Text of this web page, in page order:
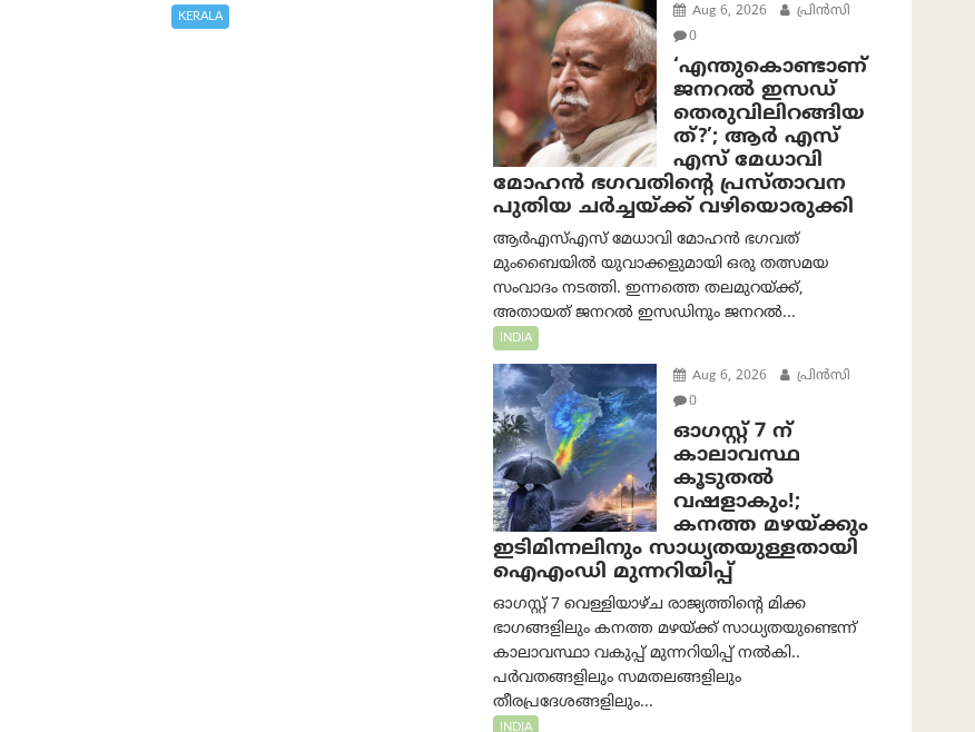
KERALA Aug 6, 2026
പ്രിന്‍സി
0
‘എന്തുകൊണ്ടാണ്
ജനറൽ ഇസഡ്
തെരുവിലിറങ്ങിയ
ത്?’; ആര്‍ എസ്
എസ് മേധാവി
മോഹൻ ഭഗവതിന്റെ പ്രസ്താവന
പുതിയ ചര്‍ച്ചയ്ക്ക് വഴിയൊരുക്കി
ആർ‌എസ്‌എസ് മേധാവി മോഹൻ ഭഗവത്
മുംബൈയിൽ യുവാക്കളുമായി ഒരു തത്സമയ
സംവാദം നടത്തി. ഇന്നത്തെ തലമുറയ്ക്ക്,
അതായത് ജനറൽ ഇസഡിനും ജനറൽ...
INDIA
Aug 6, 2026
പ്രിന്‍സി
0
ഓഗസ്റ്റ് 7 ന്
കാലാവസ്ഥ
കൂടുതൽ
വഷളാകും!;
കനത്ത മഴയ്ക്കും
ഇടിമിന്നലിനും സാധ്യതയുള്ളതായി
ഐഎംഡി മുന്നറിയിപ്പ്
ഓഗസ്റ്റ് 7 വെള്ളിയാഴ്ച രാജ്യത്തിന്റെ മിക്ക
ഭാഗങ്ങളിലും കനത്ത മഴയ്ക്ക് സാധ്യതയുണ്ടെന്ന്
കാലാവസ്ഥാ വകുപ്പ് മുന്നറിയിപ്പ് നൽകി..
പർവതങ്ങളിലും സമതലങ്ങളിലും
തീരപ്രദേശങ്ങളിലും...
INDIA